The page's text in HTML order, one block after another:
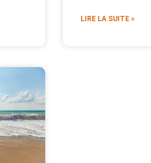
LIRE LA SUITE »